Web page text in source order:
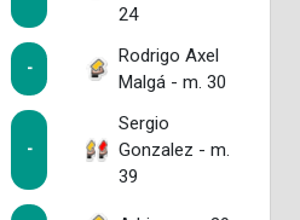
24
-
Rodrigo Axel
Malgá - m. 30
-
Sergio
Gonzalez - m.
39